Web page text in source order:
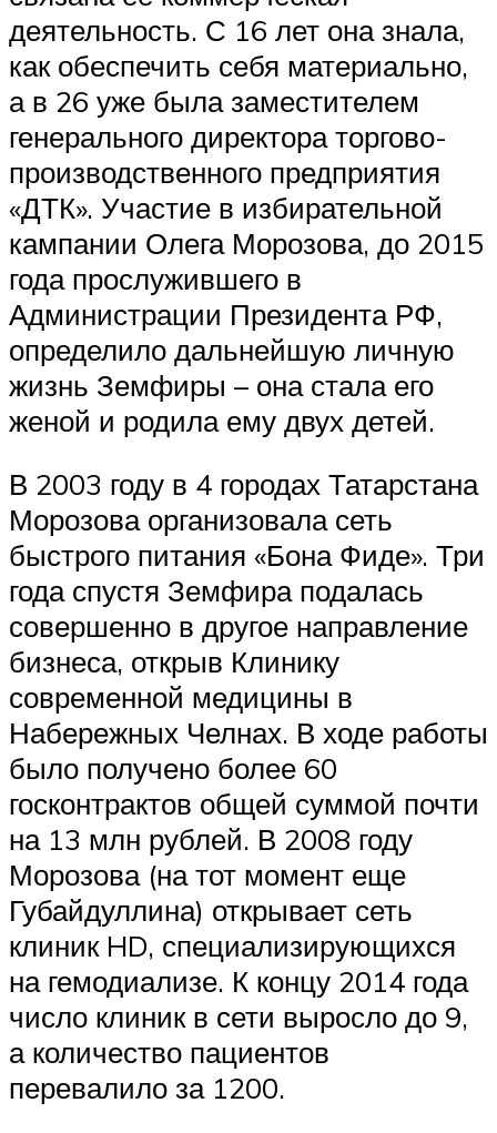
деятельность. С 16 лет она знала,
как обеспечить себя материально,
а в 26 уже была заместителем
генерального директора торгово-
производственного предприятия
«ДТК». Участие в избирательной
кампании Олега Морозова, до 2015
года прослужившего в
Администрации Президента РФ,
определило дальнейшую личную
жизнь Земфиры – она стала его
женой и родила ему двух детей.
В 2003 году в 4 городах Татарстана
Морозова организовала сеть
быстрого питания «Бона Фиде». Три
года спустя Земфира подалась
совершенно в другое направление
бизнеса, открыв Клинику
современной медицины в
Набережных Челнах. В ходе работы
было получено более 60
госконтрактов общей суммой почти
на 13 млн рублей. В 2008 году
Морозова (на тот момент еще
Губайдуллина) открывает сеть
клиник HD, специализирующихся
на гемодиализе. К концу 2014 года
число клиник в сети выросло до 9,
а количество пациентов
перевалило за 1200.